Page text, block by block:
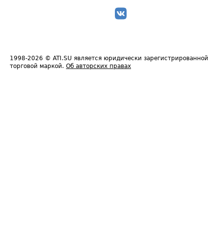
1998-2026 © ATI.SU является юридически зарегистрированной
торговой маркой. Об авторских правах